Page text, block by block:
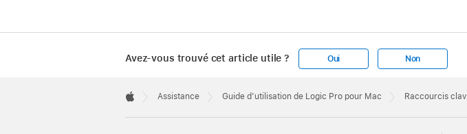
Avez-vous trouvé cet article utile ? Oui Non
Footer

Assistance Guide d’utilisation de Logic Pro pour Mac Raccourcis